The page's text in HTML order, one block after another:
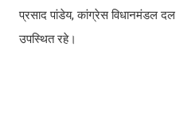
प्रसाद पांडेय, कांग्रेस विधानमंडल दल
उपस्थित रहे।